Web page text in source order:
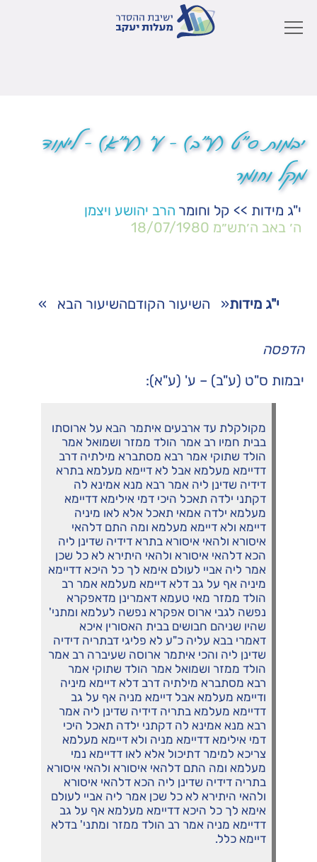
יבמות ס"ט (ע"ב) – ע' (ע"א) – לימוד
מקל וחומר
י"ג מידות >> קל וחומר הרב יהושע ויצמן
ה׳ באב ה׳תש״מ 18/07/1980
י"ג מידות« השיעור הקודםהשיעור הבא »
הדפסה
יבמות ס"ט (ע"ב) – ע' (ע"א):
מקולקלת עד ארבעים איתמר הבא על ארוסתו
בבית חמיו רב אמר הולד ממזר ושמואל אמר
הולד שתוקי אמר רבא מסתברא מילתיה דרב
דדיימא מעלמא אבל לא דיימא מעלמא בתרא
דידיה שדינן ליה אמר רבא מנא אמינא לה
דקתני ילדה תאכל היכי דמי אילימא דדיימא
מעלמא ילדה אמאי תאכל אלא לאו מיניה
דיימא ולא דיימא מעלמא ומה התם דלהאי
איסורא ולהאי איסורא בתרא דידיה שדינן ליה
הכא דלהאי איסורא ולהאי היתירא לא כל שכן
אמר ליה אביי לעולם אימא לך כל היכא דדיימא
מיניה אף על גב דלא דיימא מעלמא אמר רב
הולד ממזר מאי טעמא דאמרינן מדאפקרא
נפשה לגבי ארוס אפקרא נפשה לעלמא ומתני'
שהיו שניהם חבושים בבית האסורין איכא
דאמרי בבא עליה כ"ע לא פליגי דבתריה דידיה
שדינן ליה והכי איתמר ארוסה שעיברה רב אמר
הולד ממזר ושמואל אמר הולד שתוקי אמר
רבא מסתברא מילתיה דרב דלא דיימא מיניה
ודיימא מעלמא אבל דיימא מניה אף על גב
דדיימא מעלמא בתריה דידיה שדינן ליה אמר
רבא מנא אמינא לה דקתני ילדה תאכל היכי
דמי אילימא דדיימא מניה ולא דיימא מעלמא
צריכא למימר דתיכול אלא לאו דדיימא נמי
מעלמא ומה התם דלהאי איסורא ולהאי איסורא
בתריה דידיה שדינן ליה הכא דלהאי איסורא
ולהאי היתירא לא כל שכן אמר ליה אביי לעולם
אימא לך כל היכא דדיימא מעלמא אף על גב
דדיימא מניה אמר רב הולד ממזר ומתני' בדלא
דיימא כלל.